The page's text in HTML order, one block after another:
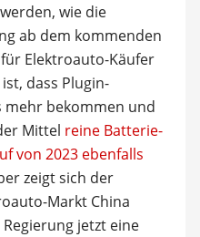
wie die
ab dem kommenden
Elektroauto-Käufer
dass Plugin-
mehr bekommen und
Mittel reine Batterie-
von 2023 ebenfalls
zeigt sich der
Markt China
jetzt eine